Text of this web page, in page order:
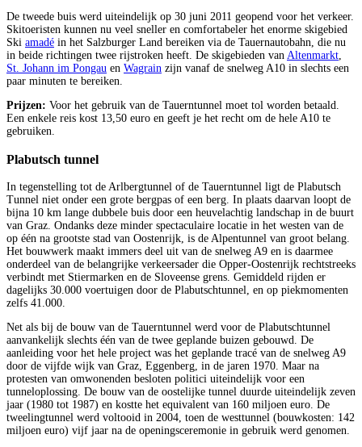
De tweede buis werd uiteindelijk op 30 juni 2011 geopend voor het verkeer.
Skitoeristen kunnen nu veel sneller en comfortabeler het enorme skigebied
Ski amadé in het Salzburger Land bereiken via de Tauernautobahn, die nu
in beide richtingen twee rijstroken heeft. De skigebieden van Altenmarkt,
St. Johann im Pongau en Wagrain zijn vanaf de snelweg A10 in slechts een
paar minuten te bereiken.
Prijzen: Voor het gebruik van de Tauerntunnel moet tol worden betaald.
Een enkele reis kost 13,50 euro en geeft je het recht om de hele A10 te
gebruiken.
Plabutsch tunnel
In tegenstelling tot de Arlbergtunnel of de Tauerntunnel ligt de Plabutsch
Tunnel niet onder een grote bergpas of een berg. In plaats daarvan loopt de
bijna 10 km lange dubbele buis door een heuvelachtig landschap in de buurt
van Graz. Ondanks deze minder spectaculaire locatie in het westen van de
op één na grootste stad van Oostenrijk, is de Alpentunnel van groot belang.
Het bouwwerk maakt immers deel uit van de snelweg A9 en is daarmee
onderdeel van de belangrijke verkeersader die Opper-Oostenrijk rechtstreeks
verbindt met Stiermarken en de Sloveense grens. Gemiddeld rijden er
dagelijks 30.000 voertuigen door de Plabutschtunnel, en op piekmomenten
zelfs 41.000.
Net als bij de bouw van de Tauerntunnel werd voor de Plabutschtunnel
aanvankelijk slechts één van de twee geplande buizen gebouwd. De
aanleiding voor het hele project was het geplande tracé van de snelweg A9
door de vijfde wijk van Graz, Eggenberg, in de jaren 1970. Maar na
protesten van omwonenden besloten politici uiteindelijk voor een
tunneloplossing. De bouw van de oostelijke tunnel duurde uiteindelijk zeven
jaar (1980 tot 1987) en kostte het equivalent van 160 miljoen euro. De
tweelingtunnel werd voltooid in 2004, toen de westtunnel (bouwkosten: 142
miljoen euro) vijf jaar na de openingsceremonie in gebruik werd genomen.